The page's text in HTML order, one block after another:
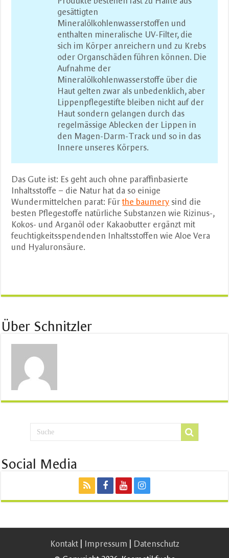
gesättigten
Mineralölkohlenwasserstoffen und
enthalten mineralische UV-Filter, die
sich im Körper anreichern und zu Krebs
oder Organschäden führen können. Die
Aufnahme der
Mineralölkohlenwasserstoffe über die
Haut gelten zwar als unbedenklich, aber
Lippenpflegestifte bleiben nicht auf der
Haut sondern gelangen durch das
regelmässige Ablecken der Lippen in
den Magen-Darm-Track und so in das
Innere unseres Körpers.
Das Gute ist: Es geht auch ohne paraffinbasierte
Inhaltsstoffe – die Natur hat da so einige
Wundermittelchen parat: Fürthe baumery sind die
besten Pflegestoffe natürliche Substanzen wie Rizinus-,
Kokos- und Arganöl oder Kakaobutter ergänzt mit
feuchtigkeitsspendenden Inhaltsstoffen wie Aloe Vera
und Hyaluronsäure.
Über Schnitzler
Social Media
Kontakt| Impressum
Datenschutz